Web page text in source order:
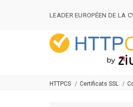
LEADER EUROPÉEN DE LA
HTTPCS Certificats SSL